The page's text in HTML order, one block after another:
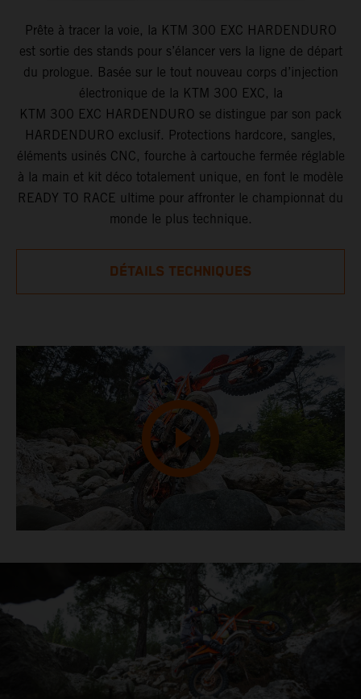
Prête à tracer la voie, la KTM 300 EXC HARDENDURO
est sortie des stands pour s’élancer vers la ligne de départ
du prologue. Basée sur le tout nouveau corps d’injection
électronique de la KTM 300 EXC, la
KTM 300 EXC HARDENDURO se distingue par son pack
HARDENDURO exclusif. Protections hardcore, sangles,
éléments usinés CNC, fourche à cartouche fermée réglable
à la main et kit déco totalement unique, en font le modèle
READY TO RACE ultime pour affronter le championnat du
monde le plus technique.
DÉTAILS TECHNIQUES